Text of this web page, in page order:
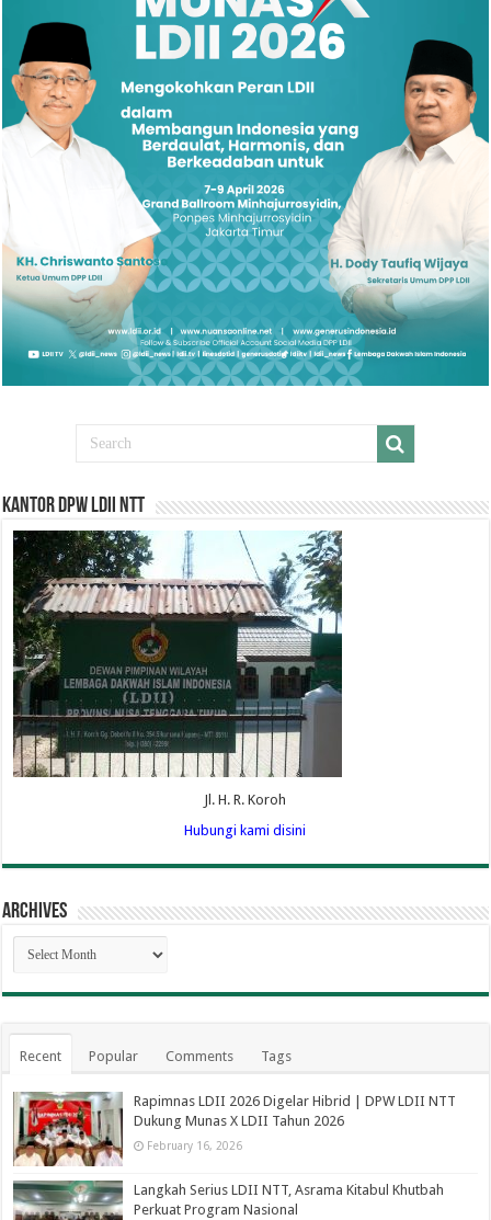
Kantor DPW LDII NTT
Jl. H. R. Koroh
Hubungi kami disini
Archives
Archives
Recent Popular Comments Tags
Rapimnas LDII 2026 Digelar Hibrid | DPW LDII NTT
Dukung Munas X LDII Tahun 2026
February 16, 2026
Langkah Serius LDII NTT, Asrama Kitabul Khutbah
Perkuat Program Nasional